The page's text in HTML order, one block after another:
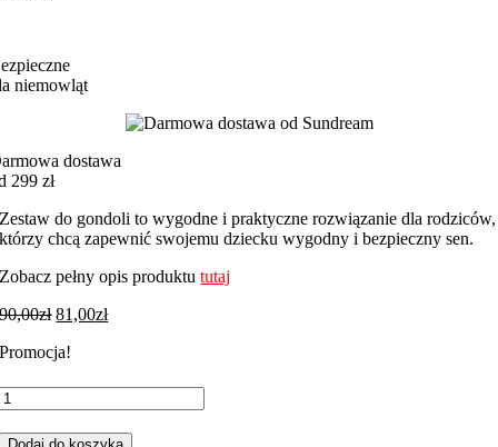
niemowląt
dostawa
299 zł
Zestaw do gondoli to wygodne i praktyczne rozwiązanie dla rodziców,
którzy chcą zapewnić swojemu dziecku wygodny i bezpieczny sen.
Zobacz pełny opis produktututaj
90,00zł 81,00zł
Promocja!